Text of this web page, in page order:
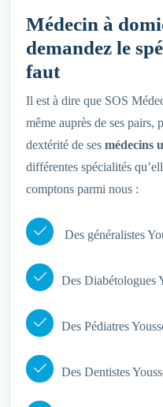
Médecin à
demandez le
faut
Il est à dire que SOS
même auprès de ses pairs,
dextérité de ses médecins
différentes spécialités
comptons parmi nous :
Des généralistes
Des Diabétologues
Des Pédiatres
Des Dentistes